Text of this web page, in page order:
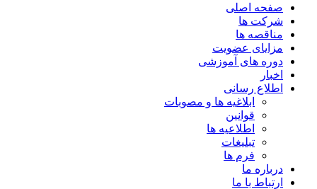
صفحه اصلی
شرکت ها
مناقصه ها
مزایای عضویت
دوره های آموزشی
اخبار
اطلاع رسانی
ابلاغیه ها و مصوبات
قوانین
اطلاعیه ها
تبلیغات
فرم ها
درباره ما
ارتباط با ما